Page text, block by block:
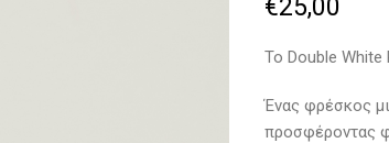
€25,00
To Double White
Ένας φρέσκος
προσφέροντας